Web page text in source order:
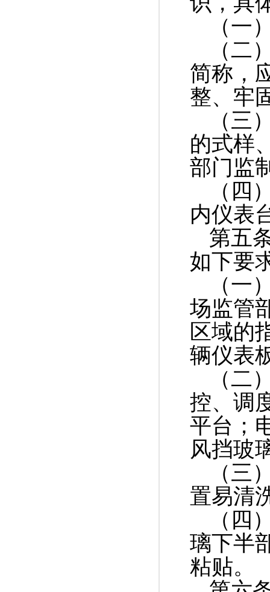
（一
（二
简称，
整、牢
（三
的式样
部门监
（四
内仪表
第五
如下要
（一
场监管
区域的
辆仪表
（二
控、调
平台；
风挡玻
（三
置易清
（四
璃下半
粘贴。